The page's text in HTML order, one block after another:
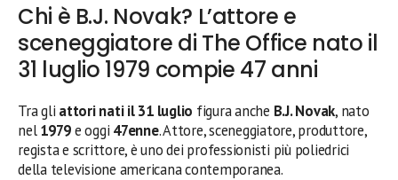
Chi è B.J. Novak? L’attore e
sceneggiatore di The Office nato il
31 luglio 1979 compie 47 anni
Tra gli attori nati il 31 luglio figura anche B.J. Novak, nato
nel1979e oggi 47enne. Attore, sceneggiatore, produttore,
regista e scrittore, è uno dei professionisti più poliedrici
della televisione americana contemporanea.